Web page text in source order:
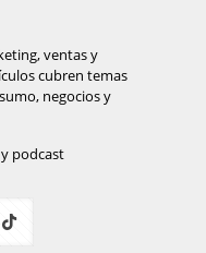
ventas y
cubren temas
negocios y
podcast